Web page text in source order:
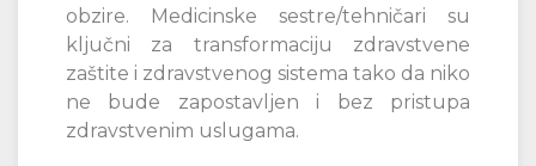
obzire. Medicinske sestre/tehničari su
ključni za transformaciju zdravstvene
zaštite i zdravstvenog sistema tako da niko
ne bude zapostavljen i bez pristupa
zdravstvenim uslugama.